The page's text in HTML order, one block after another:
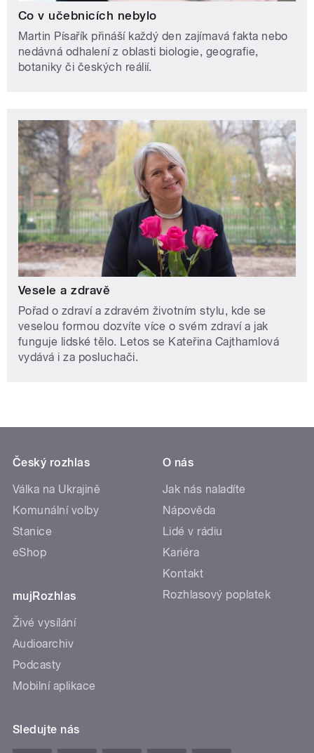
Co v učebnicích nebylo
Martin Písařík přináší každý den zajímavá fakta nebo
nedávná odhalení z oblasti biologie, geografie,
botaniky či českých reálií.
Vesele a zdravě
Pořad o zdraví a zdravém životním stylu, kde se
veselou formou dozvíte více o svém zdraví a jak
funguje lidské tělo. Letos se Kateřina Cajthamlová
vydává i za posluchači.
Český rozhlas
Válka na Ukrajině
Komunální volby
Stanice
eShop
mujRozhlas
Živé vysílání
Audioarchiv
Podcasty
Mobilní aplikace
O nás
Jak nás naladíte
Nápověda
Lidé v rádiu
Kariéra
Kontakt
Rozhlasový poplatek
Sledujte nás